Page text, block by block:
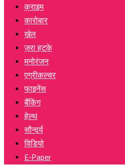
क्राइम
कारोबार
खेल
ज़रा हटके
मनोरंजन
एग्रीकल्चर
फाइनेंस
बैंकिंग
हेल्थ
सौन्दर्य
विडियो
E-Paper